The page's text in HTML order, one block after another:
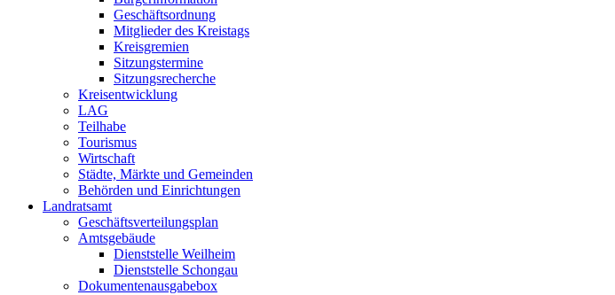
Geschäftsordnung
Mitglieder des Kreistags
Kreisgremien
Sitzungstermine
Sitzungsrecherche
Kreisentwicklung
LAG
Teilhabe
Tourismus
Wirtschaft
Städte, Märkte und Gemeinden
Behörden und Einrichtungen
Landratsamt
Geschäftsverteilungsplan
Amtsgebäude
Dienststelle Weilheim
Dienststelle Schongau
Dokumentenausgabebox